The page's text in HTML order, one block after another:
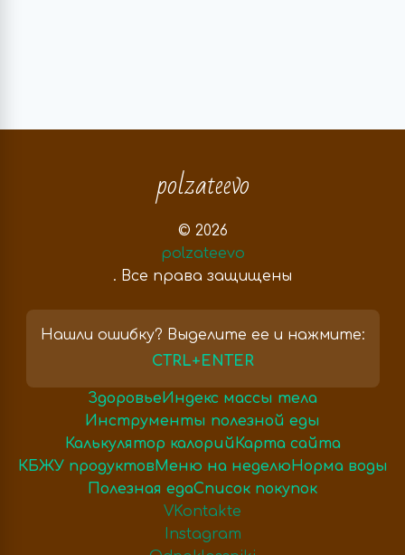
polzateevo
© 2026
polzateevo
. Все права защищены
Нашли ошибку? Выделите ее и нажмите:
CTRL+ENTER
Здоровье Индекс массы тела
Инструменты полезной еды
Калькулятор калорий Карта сайта
КБЖУ продуктов Меню на неделю Норма воды
Полезная едаСписок покупок
VKontakte
Instagram